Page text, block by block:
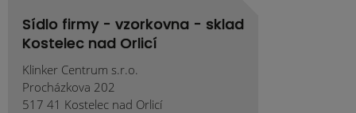
Sídlo firmy - vzorkovna - sklad
Kostelec nad Orlicí
Klinker Centrum s.r.o.
Procházkova 202
517 41 Kostelec nad Orlicí